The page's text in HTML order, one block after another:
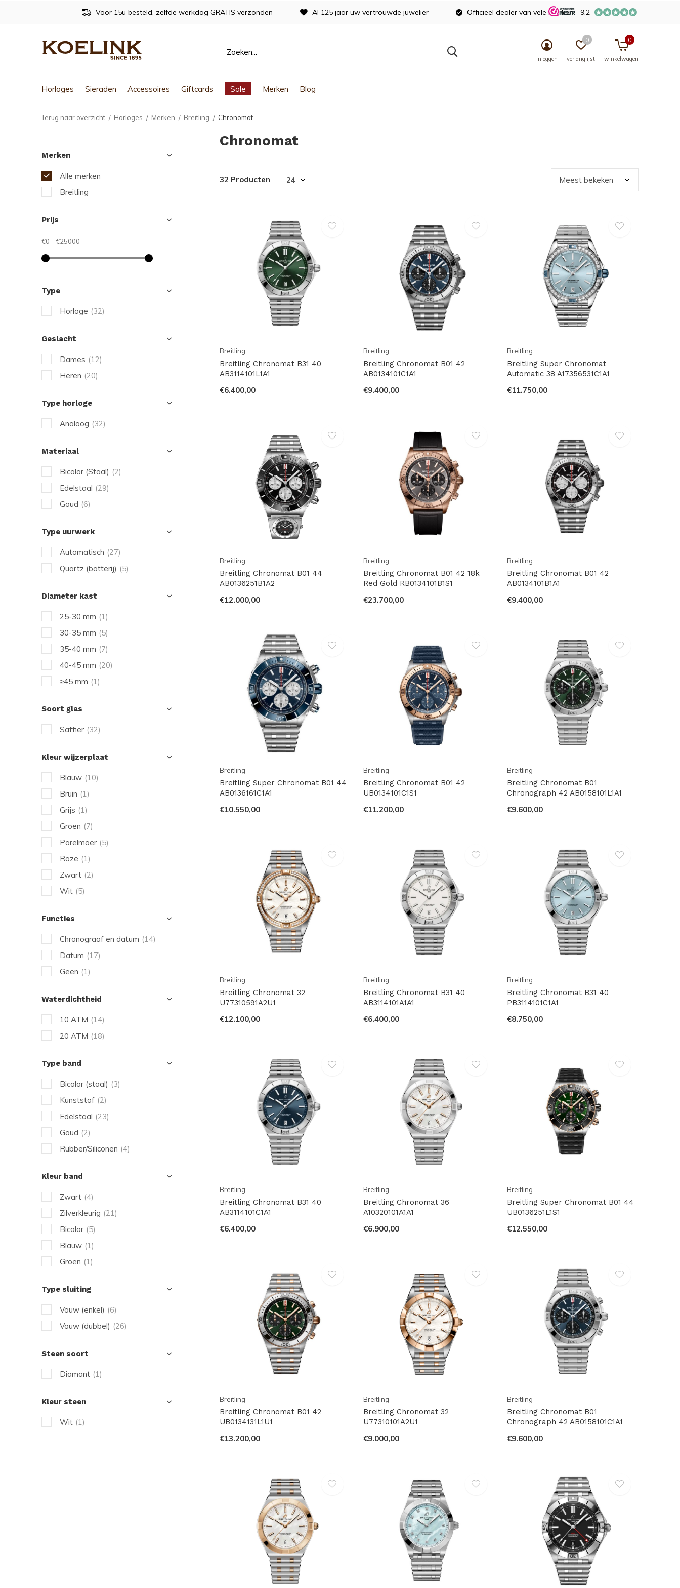
Horloges Sieraden Accessoires Giftcards Sale Merken Blog
inloggen verlanglijst
0
winkelwagen
0
Voor 15u besteld, zelfde werkdag GRATIS verzonden Al 125 jaar uw vertrouwde juwelier Officieel dealer van vele merken 9.2
Terug naar overzicht Horloges Merken Breitling Chronomat
Chronomat
32 Producten
Breitling
Breitling Chronomat B31 40
AB3114101L1A1
€6.400,00
Breitling
Breitling Chronomat B01 42
AB0134101C1A1
€9.400,00
Breitling
Breitling Super Chronomat
Automatic 38 A17356531C1A1
€11.750,00
Breitling
Breitling Chronomat B01 44
AB0136251B1A2
€12.000,00
Breitling
Breitling Chronomat B01 42 18k
Red Gold RB0134101B1S1
€23.700,00
Breitling
Breitling Chronomat B01 42
AB0134101B1A1
€9.400,00
Breitling
Breitling Super Chronomat B01 44
AB0136161C1A1
€10.550,00
Breitling
Breitling Chronomat B01 42
UB0134101C1S1
€11.200,00
Breitling
Breitling Chronomat B01
Chronograph 42 AB0158101L1A1
€9.600,00
Breitling
Breitling Chronomat 32
U77310591A2U1
€12.100,00
Breitling
Breitling Chronomat B31 40
AB3114101A1A1
€6.400,00
Breitling
Breitling Chronomat B31 40
PB3114101C1A1
€8.750,00
Breitling
Breitling Chronomat B31 40
AB3114101C1A1
€6.400,00
Breitling
Breitling Chronomat 36
A10320101A1A1
€6.900,00
Breitling
Breitling Super Chronomat B01 44
UB0136251L1S1
€12.550,00
Breitling
Breitling Chronomat B01 42
UB0134131L1U1
€13.200,00
Breitling
Breitling Chronomat 32
U77310101A2U1
€9.000,00
Breitling
Breitling Chronomat B01
Chronograph 42 AB0158101C1A1
€9.600,00
Merken
Alle merken
Breitling
Prijs
€0 - €25000
Type
Horloge (32)
Geslacht
Dames (12)
Heren (20)
Type horloge
Analoog (32)
Materiaal
Bicolor (Staal) (2)
Edelstaal (29)
Goud (6)
Type uurwerk
Automatisch (27)
Quartz (batterij) (5)
Diameter kast
25-30 mm (1)
30-35 mm (5)
35-40 mm (7)
40-45 mm (20)
≥45 mm (1)
Soort glas
Saffier (32)
Kleur wijzerplaat
Blauw (10)
Bruin (1)
Grijs (1)
Groen (7)
Parelmoer (5)
Roze (1)
Zwart (2)
Wit (5)
Functies
Chronograaf en datum (14)
Datum (17)
Geen (1)
Waterdichtheid
10 ATM (14)
20 ATM (18)
Type band
Bicolor (staal) (3)
Kunststof (2)
Edelstaal (23)
Goud (2)
Rubber/Siliconen (4)
Kleur band
Zwart (4)
Zilverkleurig (21)
Bicolor (5)
Blauw (1)
Groen (1)
Type sluiting
Vouw (enkel) (6)
Vouw (dubbel) (26)
Steen soort
Diamant (1)
Kleur steen
Wit (1)